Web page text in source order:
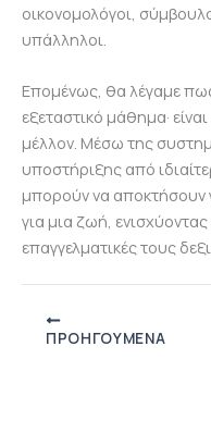
οικονομολόγοι,
υπάλληλοι.
Επομένως, θα λέγαμε
εξεταστικό μάθημα·
μέλλον. Μέσω της
υποστήριξης από
μπορούν να αποκτήσουν
για μια ζωή,
επαγγελματικές τους
ΠΡΟΗΓΟΎΜΕΝΑ